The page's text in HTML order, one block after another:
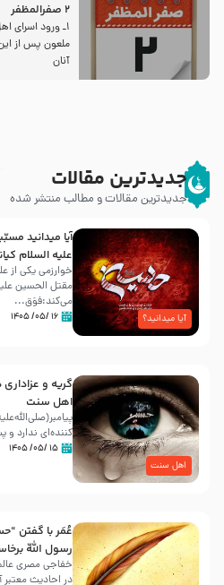
2 صفرالمظفر
1ـ ورود اسراى
ملعون پس از
آنان
جدیدترین مقالات
جدیدترین مقالات و مطالب منتشر شده
آیا میدانید؟
آیا میدانید
علیه ‌السلام
خوارزمی یکی از
مقتل الحسین
می‌کند:فوَق...
۱۶ /۰۵/ ۱۴۰۵
اهل سنت
گریه و
اهل سنت
کننده‌ای ندارد
۱۵ /۰۵/ ۱۴۰۵
عُمَر با گفتن
رسول اللّه
در احادیث معتبر